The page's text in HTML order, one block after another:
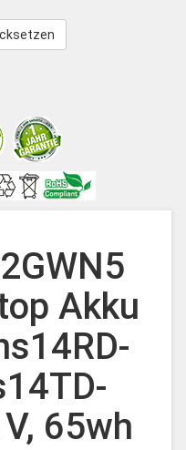
Akku
65wh